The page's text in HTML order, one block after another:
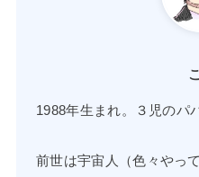
1988年生まれ。３児のパ
前世は宇宙人（色々やっ